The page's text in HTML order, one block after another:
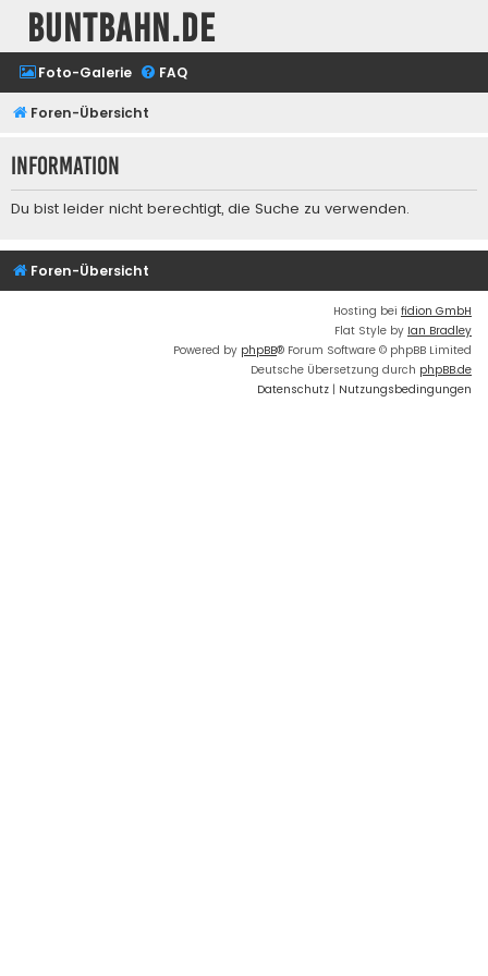
buntbahn.de
Foto-Galerie FAQ
Foren-Übersicht
Information
Du bist leider nicht berechtigt, die Suche zu verwenden.
Foren-Übersicht
Hosting bei fidion GmbH
Flat Style by Ian Bradley
Powered by phpBB® Forum Software © phpBB Limited
Deutsche Übersetzung durch phpBB.de
Datenschutz | Nutzungsbedingungen